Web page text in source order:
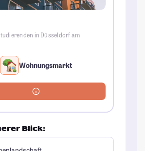
in Düsseldorf am
Wohnungsmarkt
Blick: